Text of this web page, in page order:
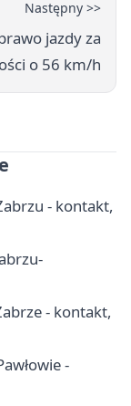
Następny >>
jazdy za
o 56 km/h
- kontakt,
- kontakt,
-